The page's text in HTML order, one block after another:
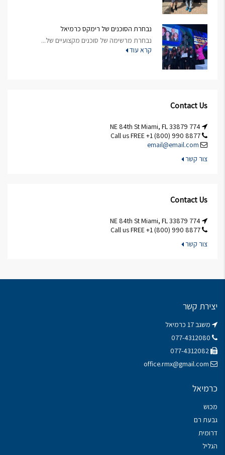
נבחרת הסוכנים של רימקס כרמיאל
נבחרת מרשימה של סוכנים מקצועיים של...
קרא עוד
Contact Us
email@email.com
צור קשר
Contact Us
צור קשר
יצירת קשר
משגב 17 כרמיאל
office.rmx@gmail.com
כרמיאל
מכוש
גבעת רם
דרומית
הגליל